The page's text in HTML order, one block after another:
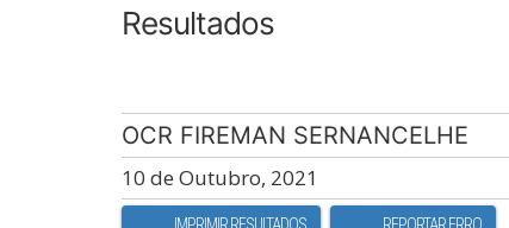
Resultados
OCR FIREMAN SERNANCELHE
10 de Outubro, 2021